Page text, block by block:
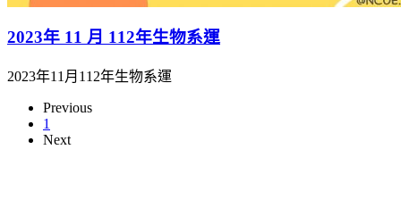
2023年 11 月 112年生物系運
2023年11月112年生物系運
Previous
1
Next